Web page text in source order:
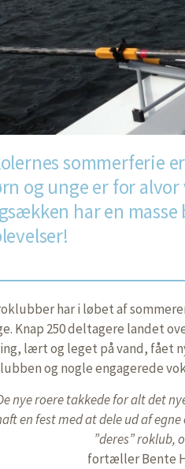
sommerferie
og unge er for
har en
har i løbet af
Knap 250 deltagere landet
lært og leget på vand, fået
og nogle engagerede
nye roere takkede for alt det
en fest med at dele ud af
”deres” roklub,
fortæller Bente